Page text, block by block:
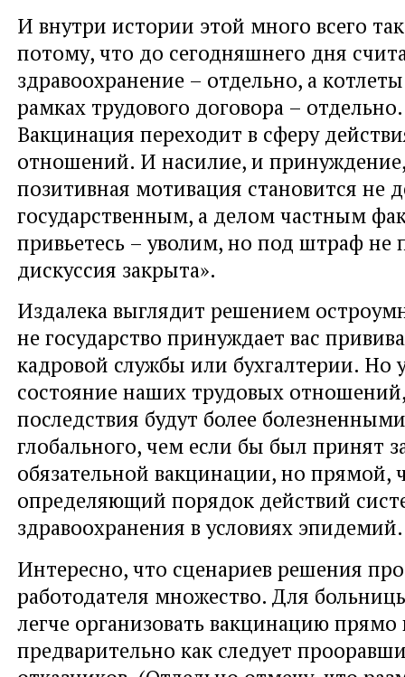
И внутри истории этой много всего
потому, что до сегодняшнего дня
здравоохранение – отдельно, а
рамках трудового договора –
Вакцинация переходит в сферу
отношений. И насилие, и
позитивная мотивация становится не
государственным, а делом частным
привьетесь – уволим, но под штраф не
дискуссия закрыта».
Издалека выглядит решением
не государство принуждает вас
кадровой службы или бухгалтерии. Но
состояние наших трудовых
последствия будут более
глобального, чем если бы был принят
обязательной вакцинации, но прямой,
определяющий порядок действий
здравоохранения в условиях эпидемий.
Интересно, что сценариев решения
работодателя множество. Для
легче организовать вакцинацию прямо
предварительно как следует